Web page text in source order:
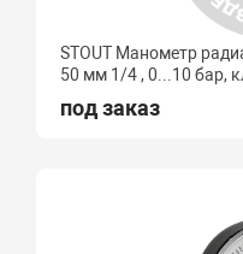
STOUT Манометр
50 мм 1/4 , 0...10 бар,
под заказ